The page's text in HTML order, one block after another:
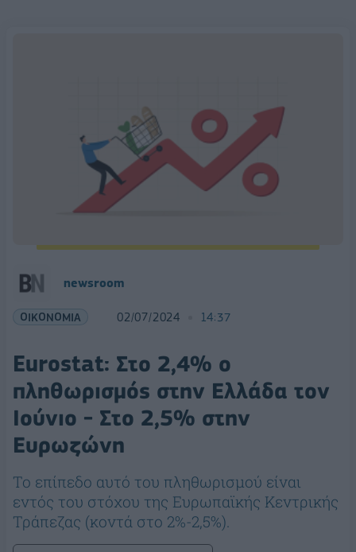
newsroom
ΟΙΚΟΝΟΜΙΑ 02/07/2024 14:37
Eurostat: Στο 2,4% ο
πληθωρισμός στην Ελλάδα τον
Ιούνιο - Στο 2,5% στην
Ευρωζώνη
Το επίπεδο αυτό του πληθωρισμού είναι
εντός του στόχου της Ευρωπαϊκής Κεντρικής
Τράπεζας (κοντά στο 2%-2,5%).